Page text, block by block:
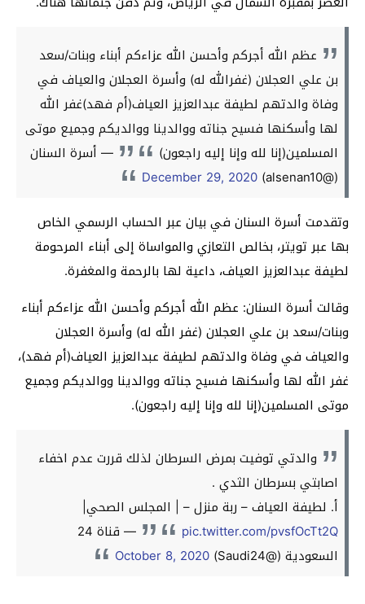
عظم الله أجركم وأحسن الله عزاءكم أبناء وبنات/سعد
بن علي العجلان (غفرالله له) وأسرة العجلان والعياف في
وفاة والدتهم لطيفة عبدالعزيز العياف(أم فهد)غفر الله
لها وأسكنها فسيح جناته ووالدينا ووالديكم وجميع موتى
المسلمين(إنا لله وإنا إليه راجعون)
— أسرة السنان
(@alsenan10)
December 29, 2020
وتقدمت أسرة السنان في بيان عبر الحساب الرسمي الخاص
بها عبر تويتر، بخالص التعازي والمواساة إلى أبناء المرحومة
لطيفة عبدالعزيز العياف، داعية لها بالرحمة والمغفرة.
وقالت أسرة السنان: عظم الله أجركم وأحسن الله عزاءكم أبناء
وبنات/سعد بن علي العجلان (غفر الله له) وأسرة العجلان
والعياف في وفاة والدتهم لطيفة عبدالعزيز العياف(أم فهد)،
غفر الله لها وأسكنها فسيح جناته ووالدينا ووالديكم وجميع
موتى المسلمين(إنا لله وإنا إليه راجعون).
والدتي توفيت بمرض السرطان لذلك قررت عدم اخفاء
اصابتي بسرطان الثدي .
أ. لطيفة العياف – ربة منزل – | المجلس الصحي|
pic.twitter.com/pvsfOcTt2Q
— قناة 24
السعودية (@Saudi24)
October 8, 2020